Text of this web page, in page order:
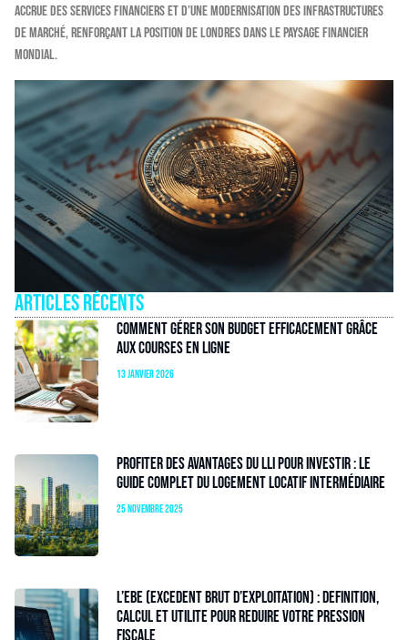
accrue des services financiers et d’une modernisation des infrastructures
de marché, renforçant la position de Londres dans le paysage financier
mondial.
Articles récents
Comment gérer son budget efficacement grâce
aux courses en ligne
13 janvier 2026
Profiter des avantages du LLI pour investir : le
guide complet du logement locatif intermédiaire
25 novembre 2025
L’EBE (excedent brut d’exploitation) : Definition,
calcul et utilite pour reduire votre pression